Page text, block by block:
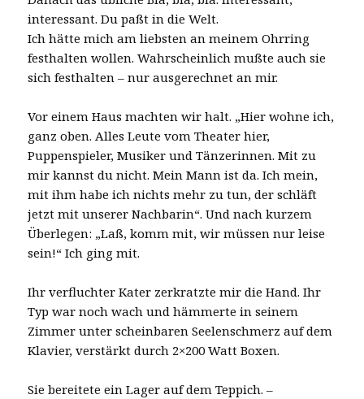
interessant. Du paßt in die Welt.
Ich hätte mich am liebsten an meinem Ohrring
festhalten wollen. Wahrscheinlich mußte auch sie
sich festhalten – nur ausgerechnet an mir.
Vor einem Haus machten wir halt. „Hier wohne ich,
ganz oben. Alles Leute vom Theater hier,
Puppenspieler, Musiker und Tänzerinnen. Mit zu
mir kannst du nicht. Mein Mann ist da. Ich mein,
mit ihm habe ich nichts mehr zu tun, der schläft
jetzt mit unserer Nachbarin“. Und nach kurzem
Überlegen: „Laß, komm mit, wir müssen nur leise
sein!“ Ich ging mit.
Ihr verfluchter Kater zerkratzte mir die Hand. Ihr
Typ war noch wach und hämmerte in seinem
Zimmer unter scheinbaren Seelenschmerz auf dem
Klavier, verstärkt durch 2×200 Watt Boxen.
Sie bereitete ein Lager auf dem Teppich. –